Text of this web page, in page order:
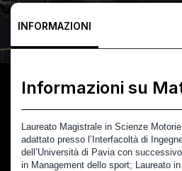
INFORMAZIONI
Informazioni su
Laureato Magistrale in Scienze
adattato presso l’Interfacoltà di
dell’Università di Pavia con
in Management dello sport; Laureato